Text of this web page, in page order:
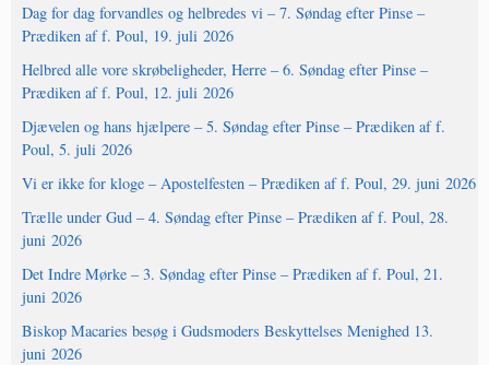
Dag for dag forvandles og helbredes vi – 7. Søndag efter Pinse –
Prædiken af f. Poul, 19. juli 2026
Helbred alle vore skrøbeligheder, Herre – 6. Søndag efter Pinse –
Prædiken af f. Poul, 12. juli 2026
Djævelen og hans hjælpere – 5. Søndag efter Pinse – Prædiken af f.
Poul, 5. juli 2026
Vi er ikke for kloge – Apostelfesten – Prædiken af f. Poul, 29. juni 2026
Trælle under Gud – 4. Søndag efter Pinse – Prædiken af f. Poul, 28.
juni 2026
Det Indre Mørke – 3. Søndag efter Pinse – Prædiken af f. Poul, 21.
juni 2026
Biskop Macaries besøg i Gudsmoders Beskyttelses Menighed 13.
juni 2026